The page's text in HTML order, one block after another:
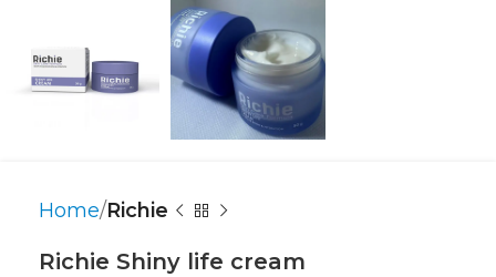
Home Richie
Richie Shiny life cream